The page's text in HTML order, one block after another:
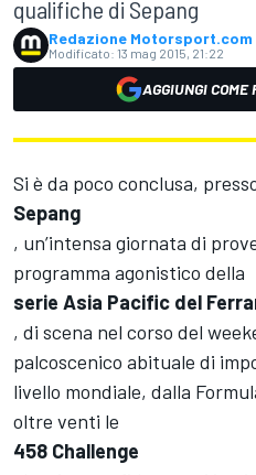
qualifiche di Sepang
Redazione Motorsport.com
Modificato: 13 mag 2015, 21:22
AGGIUNGI COME
Si è da poco conclusa,
Sepang
, un’intensa giornata di
programma agonistico della
serie Asia Pacific del
, di scena nel corso del
palcoscenico abituale di
livello mondiale, dalla
oltre venti le
458 Challenge